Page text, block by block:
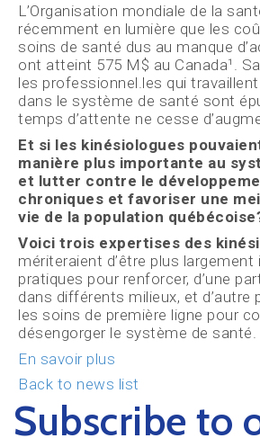
L’Organisation mondiale de la
récemment en lumière que les
soins de santé dus au manque
ont atteint 575 M$ au Canada¹.
les professionnel.les qui
dans le système de santé sont
temps d’attente ne cesse
Et si les kinésiologues
manière plus importante au
et lutter contre le
chroniques et favoriser une
vie de la population
Voici trois expertises des
mériteraient d’être plus largement
pratiques pour renforcer, d’une
dans différents milieux, et d’autre
les soins de première ligne pour
désengorger le système de santé.
En savoir plus
Back to news list
Subscribe to